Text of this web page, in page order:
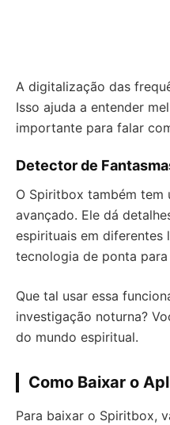
A digitalização das
Isso ajuda a entender
importante para falar
Detector de
O Spiritbox também
avançado. Ele dá
espirituais em diferentes
tecnologia de ponta
Que tal usar essa
investigação noturna?
do mundo espiritual.
Como Baixar o
Para baixar o Spiritbox,